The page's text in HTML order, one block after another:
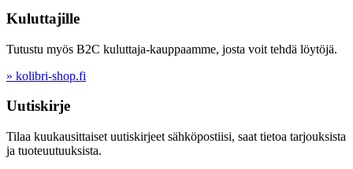
Kuluttajille
Tutustu myös B2C kuluttaja-kauppaamme, josta voit tehdä löytöjä.
» kolibri-shop.fi
Uutiskirje
Tilaa kuukausittaiset uutiskirjeet sähköpostiisi, saat tietoa tarjouksista
ja tuoteuutuuksista.